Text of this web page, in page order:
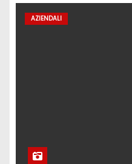
AZIENDALI